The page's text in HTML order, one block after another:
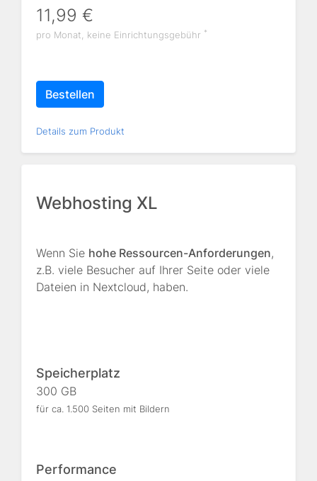
11,99 €
pro Monat, keine Einrichtungsgebühr *
Bestellen
Details zum Produkt
Webhosting XL
Wenn Sie hohe Ressourcen-Anforderungen,
z.B. viele Besucher auf Ihrer Seite oder viele
Dateien in Nextcloud, haben.
Speicherplatz
300 GB
für ca. 1.500 Seiten mit Bildern
Performance